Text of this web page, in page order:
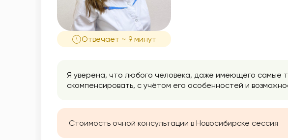
Отвечает ~ 9 минут
Я уверена, что любого человека, даже имеющего самые
скомпенсировать, с учётом его особенностей и
Стоимость очной консультации в Новосибирске сессия